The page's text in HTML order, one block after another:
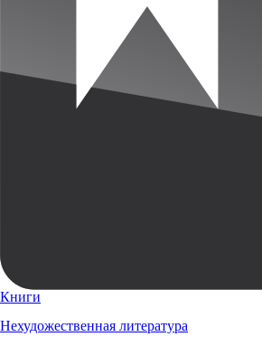
Книги
Нехудожественная литература